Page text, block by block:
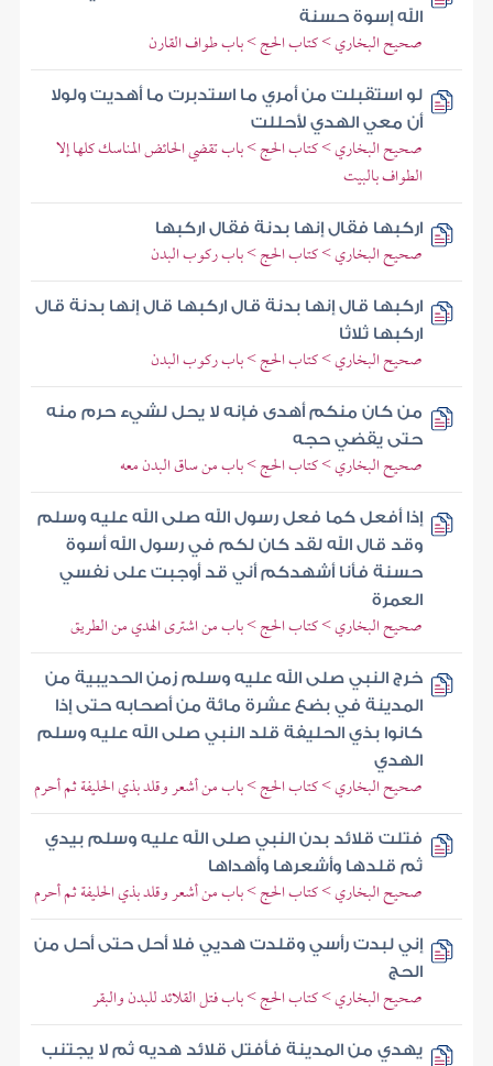
الله إسوة حسنة
صحيح البخاري > كتاب الحج > باب طواف القارن
لو استقبلت من أمري ما استدبرت ما أهديت ولولا
أن معي الهدي لأحللت
صحيح البخاري > كتاب الحج > باب تقضي الحائض المناسك كلها إلا
الطواف بالبيت
اركبها فقال إنها بدنة فقال اركبها
صحيح البخاري > كتاب الحج > باب ركوب البدن
اركبها قال إنها بدنة قال اركبها قال إنها بدنة قال
اركبها ثلاثا
صحيح البخاري > كتاب الحج > باب ركوب البدن
من كان منكم أهدى فإنه لا يحل لشيء حرم منه
حتى يقضي حجه
صحيح البخاري > كتاب الحج > باب من ساق البدن معه
إذا أفعل كما فعل رسول الله صلى الله عليه وسلم
وقد قال الله لقد كان لكم في رسول الله أسوة
حسنة فأنا أشهدكم أني قد أوجبت على نفسي
العمرة
صحيح البخاري > كتاب الحج > باب من اشترى الهدي من الطريق
خرج النبي صلى الله عليه وسلم زمن الحديبية من
المدينة في بضع عشرة مائة من أصحابه حتى إذا
كانوا بذي الحليفة قلد النبي صلى الله عليه وسلم
الهدي
صحيح البخاري > كتاب الحج > باب من أشعر وقلد بذي الحليفة ثم أحرم
فتلت قلائد بدن النبي صلى الله عليه وسلم بيدي
ثم قلدها وأشعرها وأهداها
صحيح البخاري > كتاب الحج > باب من أشعر وقلد بذي الحليفة ثم أحرم
إني لبدت رأسي وقلدت هديي فلا أحل حتى أحل من
الحج
صحيح البخاري > كتاب الحج > باب فتل القلائد للبدن والبقر
يهدي من المدينة فأفتل قلائد هديه ثم لا يجتنب